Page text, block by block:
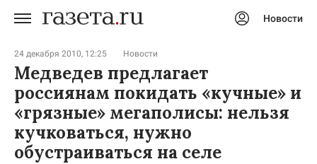
Новости
24 декабря 2010, 12:25 Новости
Медведев предлагает
россиянам покидать «кучные» и
«грязные» мегаполисы: нельзя
кучковаться, нужно
обустраиваться на селе